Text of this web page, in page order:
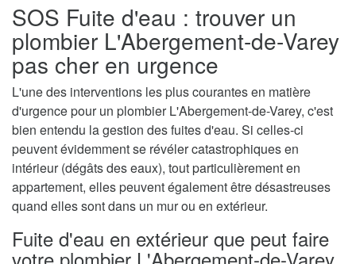
SOS Fuite d'eau : trouver un
plombier L'Abergement-de-Varey
pas cher en urgence
L'une des interventions les plus courantes en matière
d'urgence pour un plombier L'Abergement-de-Varey, c'est
bien entendu la gestion des fuites d'eau. Si celles-ci
peuvent évidemment se révéler catastrophiques en
intérieur (dégâts des eaux), tout particulièrement en
appartement, elles peuvent également être désastreuses
quand elles sont dans un mur ou en extérieur.
Fuite d'eau en extérieur que peut faire